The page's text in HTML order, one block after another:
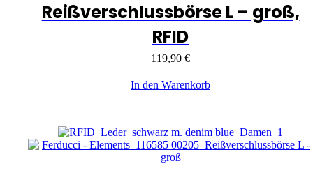
Reißverschlussbörse L – groß,
RFID
119,90 €
In den Warenkorb